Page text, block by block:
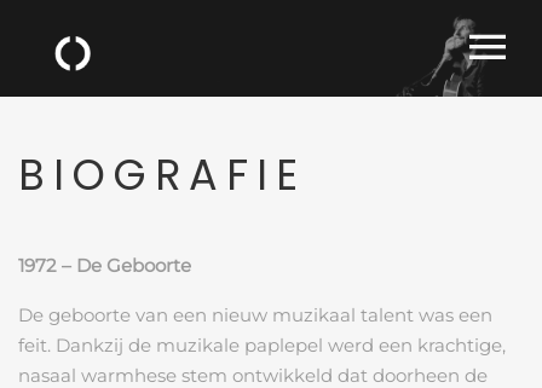
BIOGRAFIE
1972 – De Geboorte
De geboorte van een nieuw muzikaal talent was een
feit. Dankzij de muzikale paplepel werd een krachtige,
nasaal warmhese stem ontwikkeld dat doorheen de